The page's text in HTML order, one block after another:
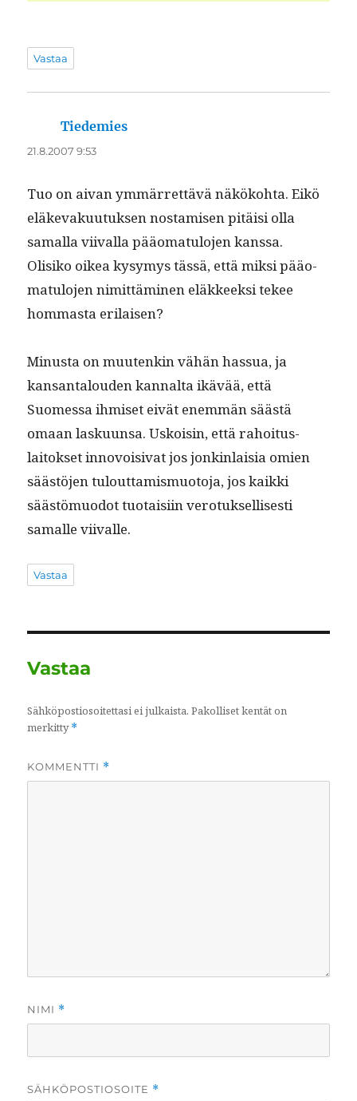
Vastaa
Tiedemies
21.8.2007 9:53
Tuo on aivan ymmär­ret­tävä näköko­h­ta. Eikö
eläke­vaku­u­tuk­sen nos­tamisen pitäisi olla
samal­la viival­la pääo­mat­u­lo­jen kanssa.
Olisiko oikea kysymys tässä, että mik­si pääo­
mat­u­lo­jen nimit­tämi­nen eläk­keek­si tekee
hom­mas­ta erilaisen?
Minus­ta on muutenkin vähän has­sua, ja
kansan­talouden kannal­ta ikävää, että
Suomes­sa ihmiset eivät enem­män säästä
omaan lasku­un­sa. Uskoisin, että rahoi­tus­
laitok­set innovoisi­vat jos jonkin­laisia omien
säästö­jen tulout­tamis­muo­to­ja, jos kaik­ki
säästö­muodot tuo­taisi­in vero­tuk­sel­lis­es­ti
samalle viivalle.
Vastaa
Vastaa
Sähköpostiosoitettasi ei julkaista. Pakolliset kentät on
merkitty*
KOMMENTTI *
NIMI *
SÄHKÖPOSTIOSOITE *